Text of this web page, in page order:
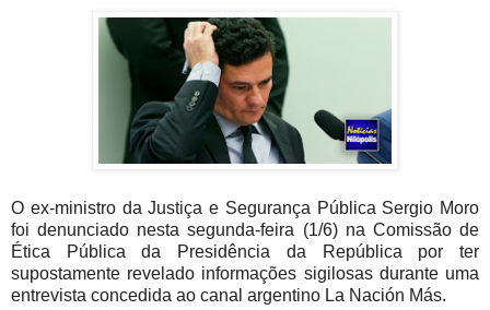
O ex-ministro da Justiça e Segurança Pública Sergio Moro
foi denunciado nesta segunda-feira (1/6) na Comissão de
Ética Pública da Presidência da República por ter
supostamente revelado informações sigilosas durante uma
entrevista concedida ao canal argentino La Nación Más.